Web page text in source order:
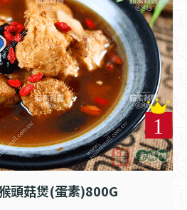
頭菇煲(蛋素)800G